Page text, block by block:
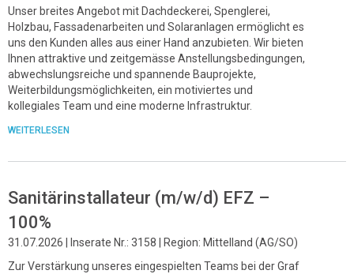
Unser breites Angebot mit Dachdeckerei, Spenglerei,
Holzbau, Fassadenarbeiten und Solaranlagen ermöglicht es
uns den Kunden alles aus einer Hand anzubieten. Wir bieten
Ihnen attraktive und zeitgemässe Anstellungsbedingungen,
abwechslungsreiche und spannende Bauprojekte,
Weiterbildungsmöglichkeiten, ein motiviertes und
kollegiales Team und eine moderne Infrastruktur.
WEITERLESEN
Sanitärinstallateur (m/w/d) EFZ –
100%
31.07.2026 | Inserate Nr.: 3158 | Region: Mittelland (AG/SO)
Zur Verstärkung unseres eingespielten Teams bei der Graf